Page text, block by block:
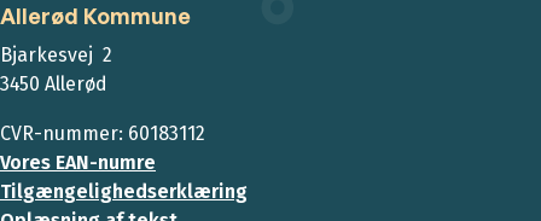
Allerød Kommune
Bjarkesvej 2
3450 Allerød
CVR-nummer: 60183112
Vores EAN-numre
Tilgængelighedserklæring